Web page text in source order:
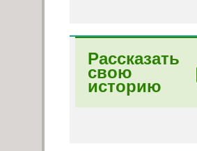
Рассказать
свою
историю